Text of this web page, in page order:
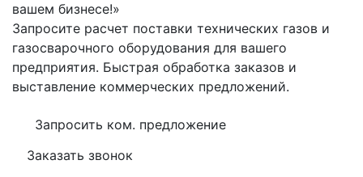
вашем бизнесе!»
Запросите расчет поставки технических газов и
газосварочного оборудования для вашего
предприятия. Быстрая обработка заказов и
выставление коммерческих предложений.
Запросить ком. предложение
Заказать звонок